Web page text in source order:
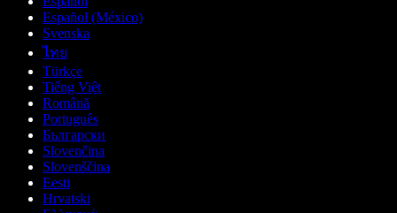
Español (México)
Svenska
ไทย
Türkçe
Tiếng Việt
Română
Português
Български
Slovenčina
Slovenščina
Eesti
Hrvatski